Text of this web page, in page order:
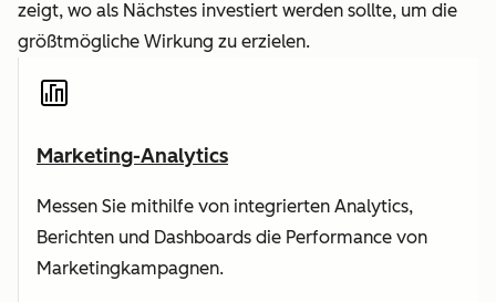
zeigt, wo als Nächstes investiert werden sollte, um die
größtmögliche Wirkung zu erzielen.
Marketing-Analytics
Messen Sie mithilfe von integrierten Analytics,
Berichten und Dashboards die Performance von
Marketingkampagnen.